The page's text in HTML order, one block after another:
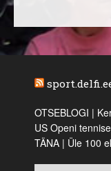
OTSEBLOGI |
US Openi
TÄNA | Üle 100